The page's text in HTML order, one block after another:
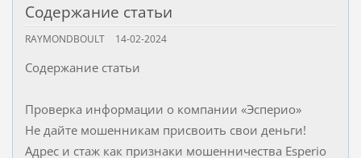
Содержание статьи
RAYMONDBOULT 14-02-2024
Содержание статьи
Проверка информации о компании «Эсперио»
Не дайте мошенникам присвоить свои деньги!
Адрес и стаж как признаки мошенничества Esperio